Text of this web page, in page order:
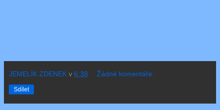
JEMELÍK ZDENEK v 6:38 Žádné komentáře:
Sdílet